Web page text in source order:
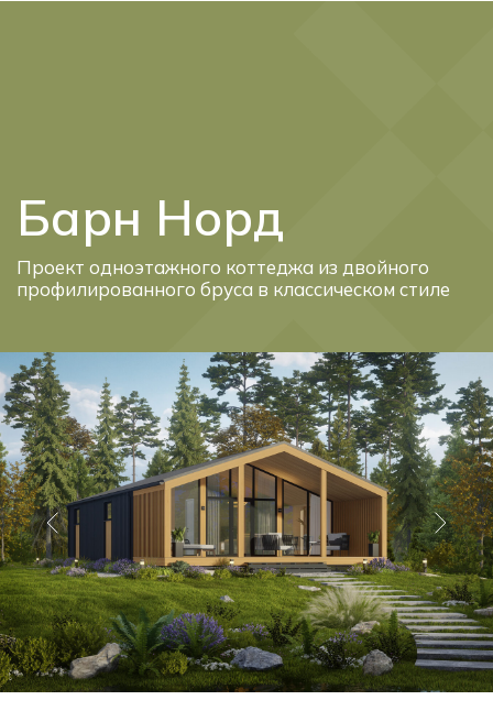
профилированного бруса в классическом стиле
2
спальни
1
санузел
1 1
Посмотрите подробную видео-
визуализацию этого проекта